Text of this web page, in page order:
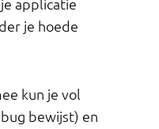
applicatie
je hoede
kun je vol
bewijst) en